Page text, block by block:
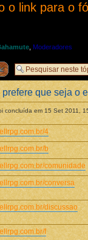
o link para o
Moderadores
que seja o
concluída em 15 Set 2011,
4
b
comunidade
conversa
discussao
f